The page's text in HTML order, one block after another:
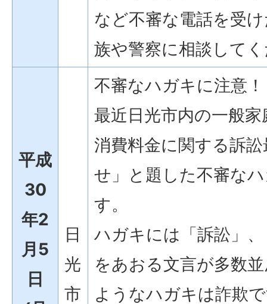
など不審な電話を受
族や警察に相談して
平成
30
年2
月5
日
日
光
市
不審なハガキに注意
最近日光市内の一般
消費料金に関する訴
せ」と題した不審な
す。
ハガキには「訴訟」
をあおる文言が多数
ようなハガキは詐欺